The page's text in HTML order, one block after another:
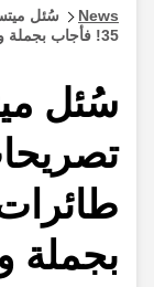
News
سُئل
بجملة